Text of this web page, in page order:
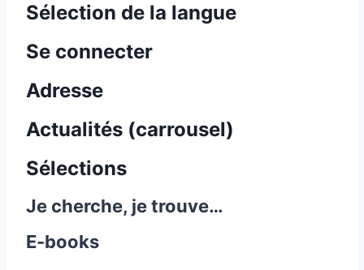
Sélection de la langue
Se connecter
Adresse
Actualités (carrousel)
Sélections
Je cherche, je trouve…
E-books